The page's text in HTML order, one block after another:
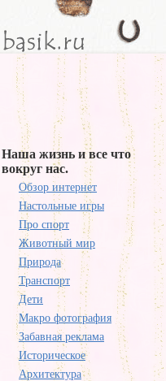
Наша жизнь и все что
вокруг нас.
Обзор интернет
Настольные игры
Про спорт
Животный мир
Природа
Транспорт
Дети
Макро фотография
Забавная реклама
Историческое
Архитектура